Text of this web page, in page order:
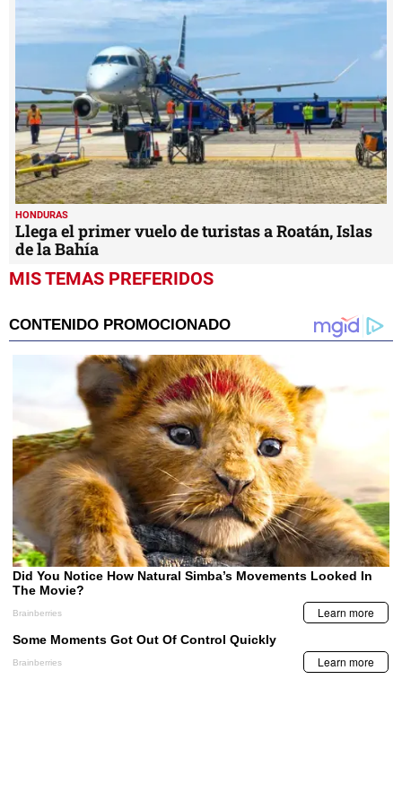
HONDURAS
Llega el primer vuelo de turistas a Roatán, Islas
de la Bahía
MIS TEMAS PREFERIDOS